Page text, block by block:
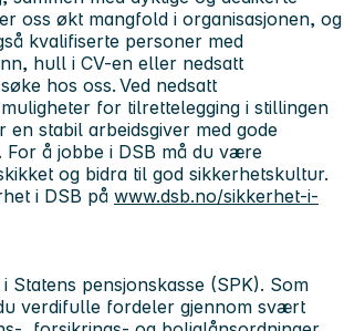
oss økt mangfold i organisasjonen, og
kvalifiserte personer med
hull i CV-en eller nedsatt
hos oss. Ved nedsatt
for tilrettelegging i stillingen
en stabil arbeidsgiver med gode
For å jobbe i DSB må du være
og bidra til god sikkerhetskultur.
i DSB på www.dsb.no/sikkerhet-i-
Statens pensjonskasse (SPK). Som
verdifulle fordeler gjennom svært